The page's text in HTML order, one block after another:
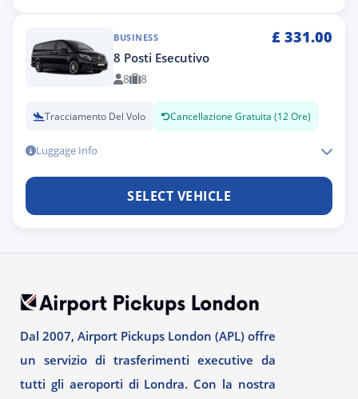
BUSINESS £ 331.00
8 Posti Esecutivo
8 8
Tracciamento Del Volo Cancellazione Gratuita (12 Ore)
Luggage Info
SELECT VEHICLE
Dal 2007, Airport Pickups London (APL) offre
un servizio di trasferimenti executive da
tutti gli aeroporti di Londra. Con la nostra